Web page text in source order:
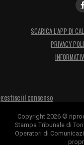
SCARICA L’APP DI
PRIVACY
gestisci il consenso
Copyright 2026 ©
Stampa Tribunale di
Operatori di